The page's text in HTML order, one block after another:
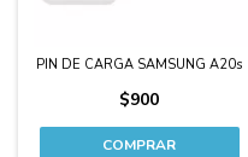
PIN DE CARGA SAMSUNG A20s
$900